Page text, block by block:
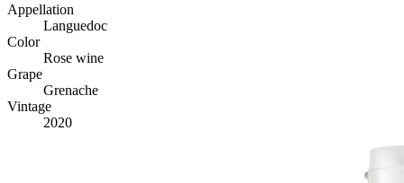
Appellation
Languedoc
Color
Rose wine
Grape
Grenache
Vintage
2020